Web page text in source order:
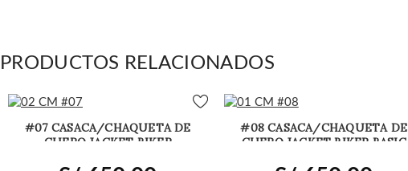
PRODUCTOS RELACIONADOS
#07 CASACA/CHAQUETA DE
CUERO JACKET BIKER
#08 CASACA/CHAQUETA DE
CUERO JACKET BIKER BASIC